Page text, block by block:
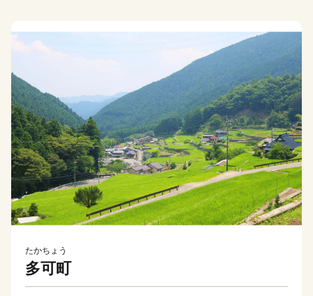
たかちょう
多可町